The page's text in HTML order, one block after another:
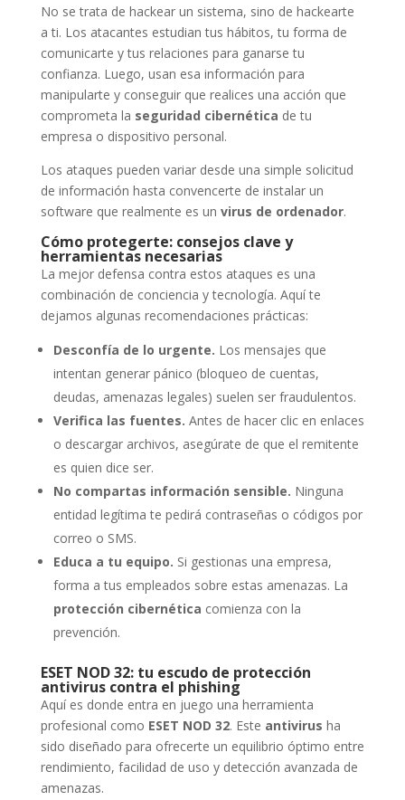
No se trata de hackear un sistema, sino de hackearte
a ti. Los atacantes estudian tus hábitos, tu forma de
comunicarte y tus relaciones para ganarse tu
confianza. Luego, usan esa información para
manipularte y conseguir que realices una acción que
comprometa la seguridad cibernética de tu
empresa o dispositivo personal.
Los ataques pueden variar desde una simple solicitud
de información hasta convencerte de instalar un
software que realmente es un virus de ordenador.
Cómo protegerte: consejos clave y
herramientas necesarias
La mejor defensa contra estos ataques es una
combinación de conciencia y tecnología. Aquí te
dejamos algunas recomendaciones prácticas:
Desconfía de lo urgente. Los mensajes que
intentan generar pánico (bloqueo de cuentas,
deudas, amenazas legales) suelen ser fraudulentos.
Verifica las fuentes. Antes de hacer clic en enlaces
o descargar archivos, asegúrate de que el remitente
es quien dice ser.
No compartas información sensible. Ninguna
entidad legítima te pedirá contraseñas o códigos por
correo o SMS.
Educa a tu equipo. Si gestionas una empresa,
forma a tus empleados sobre estas amenazas. La
protección cibernética comienza con la
prevención.
ESET NOD 32: tu escudo de protección
antivirus contra el phishing
Aquí es donde entra en juego una herramienta
profesional como ESET NOD 32. Este antivirus ha
sido diseñado para ofrecerte un equilibrio óptimo entre
rendimiento, facilidad de uso y detección avanzada de
amenazas.